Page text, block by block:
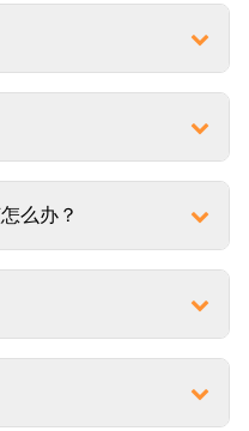
么办？